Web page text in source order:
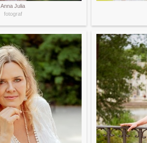
Anna Julia
fotograf